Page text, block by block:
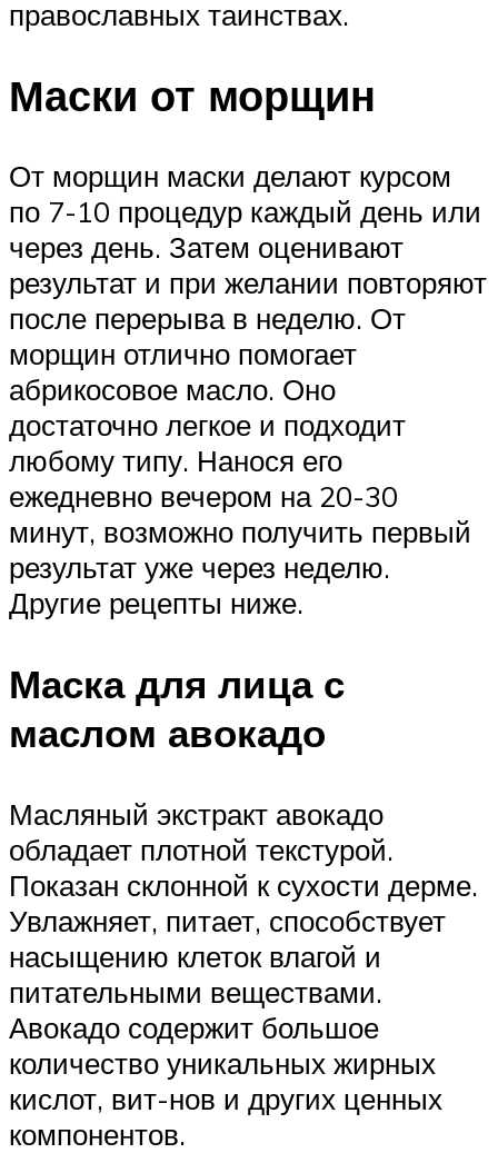
православных таинствах.
Маски от морщин
От морщин маски делают курсом
по 7-10 процедур каждый день или
через день. Затем оценивают
результат и при желании повторяют
после перерыва в неделю. От
морщин отлично помогает
абрикосовое масло. Оно
достаточно легкое и подходит
любому типу. Нанося его
ежедневно вечером на 20-30
минут, возможно получить первый
результат уже через неделю.
Другие рецепты ниже.
Маска для лица с
маслом авокадо
Масляный экстракт авокадо
обладает плотной текстурой.
Показан склонной к сухости дерме.
Увлажняет, питает, способствует
насыщению клеток влагой и
питательными веществами.
Авокадо содержит большое
количество уникальных жирных
кислот, вит-нов и других ценных
компонентов.